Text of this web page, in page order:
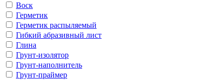
Воск
Герметик
Герметик распыляемый
Гибкий абразивный лист
Глина
Грунт-изолятор
Грунт-наполнитель
Грунт-праймер